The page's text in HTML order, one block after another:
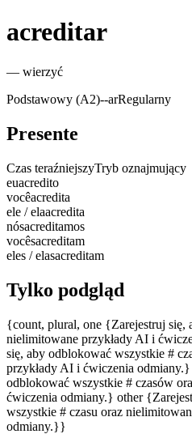
acreditar
— wierzyć
Podstawowy (A2)--arRegularny
Presente
Czas teraźniejszyTryb oznajmujący
euacredito
vocêacredita
ele / elaacredita
nósacreditamos
vocêsacreditam
eles / elasacreditam
Tylko podgląd
{count, plural, one {Zarejestruj się,
nielimitowane przykłady AI i
się, aby odblokować wszystkie #
przykłady AI i ćwiczenia
odblokować wszystkie # czasów
ćwiczenia odmiany.} other
wszystkie # czasu oraz
odmiany.}}